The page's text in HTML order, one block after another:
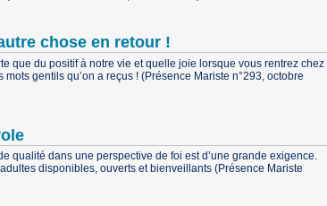
chose en retour !
que du positif à notre vie et quelle joie lorsque vous rentrez chez
gentils qu’on a reçus ! (Présence Mariste n°293, octobre
qualité dans une perspective de foi est d’une grande exigence.
disponibles, ouverts et bienveillants (Présence Mariste